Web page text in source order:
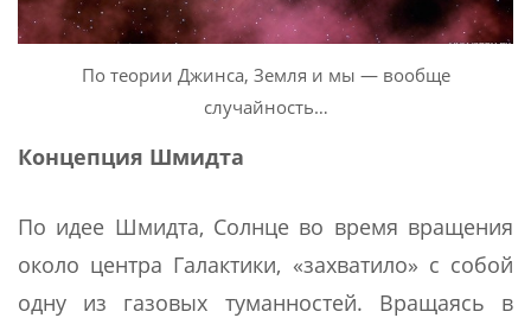
По теории Джинса, Земля и мы — вообще
случайность…
Концепция Шмидта
По идее Шмидта, Солнце во время вращения
около центра Галактики, «захватило» с собой
одну из газовых туманностей. Вращаясь в